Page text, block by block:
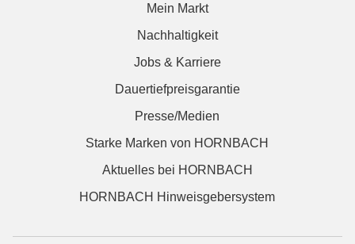
Mein Markt
Nachhaltigkeit
Jobs & Karriere
Dauertiefpreisgarantie
Presse/Medien
Starke Marken von HORNBACH
Aktuelles bei HORNBACH
HORNBACH Hinweisgebersystem